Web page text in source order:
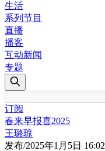
生活
系列节目
直播
播客
互动新闻
专题
订阅
春来早报喜2025
王璐琼
发布/2025年1月5日 16:02